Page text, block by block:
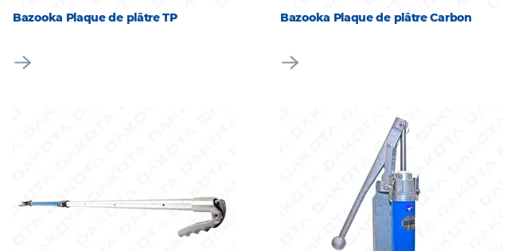
Bazooka Plaque de plâtre TP Bazooka Plaque de plâtre Carbon